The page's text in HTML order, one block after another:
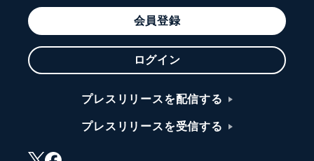
会員登録
ログイン
プレスリリースを配信する
プレスリリースを受信する